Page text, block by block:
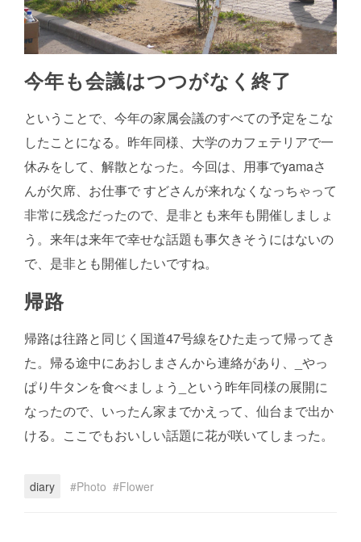
今年も会議はつつがなく終了
ということで、今年の家属会議のすべての予定をこな
したことになる。昨年同様、大学のカフェテリアで一
休みをして、解散となった。今回は、用事でyamaさ
んが欠席、お仕事で すどさんが来れなくなっちゃって
非常に残念だったので、是非とも来年も開催しましょ
う。来年は来年で幸せな話題も事欠きそうにはないの
で、是非とも開催したいですね。
帰路
帰路は往路と同じく国道47号線をひた走って帰ってき
た。帰る途中にあおしまさんから連絡があり、_やっ
ぱり牛タンを食べましょう_という昨年同様の展開に
なったので、いったん家までかえって、仙台まで出か
ける。ここでもおいしい話題に花が咲いてしまった。
diary Photo Flower